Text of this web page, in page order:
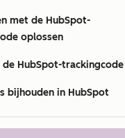
met de HubSpot-
oplossen
de HubSpot-trackingcode
bijhouden in HubSpot